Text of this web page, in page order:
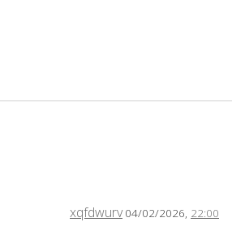
xqfdwurv 04/02/2026, 22:00